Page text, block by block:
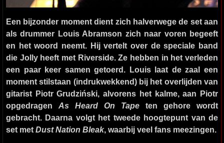
Een bijzonder moment dient zich halverwege de set aan
als drummer Louis Abramson zich naar voren begeeft
en het woord neemt. Hij vertelt over de speciale band
die Jolly heeft met Riverside. Ze hebben in het verleden
een paar keer samen getoerd. Louis laat de zaal een
moment stilstaan (indrukwekkend) bij het overlijden van
gitarist Piotr Grudziński, alvorens het kalme, aan Piotr
opgedragen As Heard On Tape ten gehore wordt
gebracht. Daarna volgt het tweede hoogtepunt van de
set met Dust Nation Bleak, waarbij veel fans meezingen.